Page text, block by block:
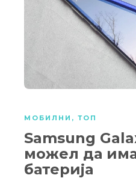
МОБИЛНИ , ТОП
Samsung
можел да
батерија